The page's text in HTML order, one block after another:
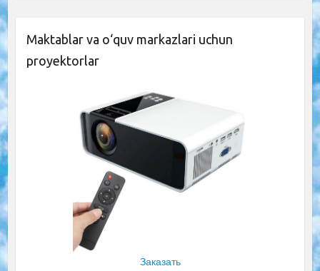
Maktablar va o‘quv markazlari uchun
proyektorlar
Заказать